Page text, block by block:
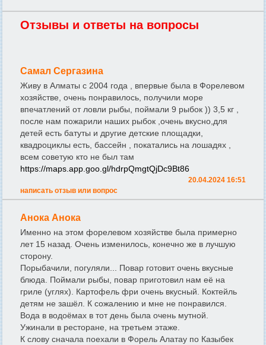
Отзывы и ответы на вопросы
Самал Сергазина
Живу в Алматы с 2004 года , впервые была в Форелевом
хозяйстве, очень понравилось, получили море
впечатлений от ловли рыбы, поймали 9 рыбок )) 3,5 кг ,
после нам пожарили наших рыбок ,очень вкусно,для
детей есть батуты и другие детские площадки,
квадроциклы есть, бассейн , покатались на лошадях ,
всем советую кто не был там
https://maps.app.goo.gl/hdrpQmgtQjDc9Bt86
20.04.2024 16:51
написать отзыв или вопрос
Анока Анока
Именно на этом форелевом хозяйстве была примерно
лет 15 назад. Очень изменилось, конечно же в лучшую
сторону.
Порыбачили, погуляли... Повар готовит очень вкусные
блюда. Поймали рыбы, повар приготовил нам её на
гриле (углях). Картофель фри очень вкусный. Коктейль
детям не зашёл. К сожалению и мне не понравился.
Вода в водоёмах в тот день была очень мутной.
Ужинали в ресторане, на третьем этаже.
К слову сначала поехали в Форель Алатау по Казыбек